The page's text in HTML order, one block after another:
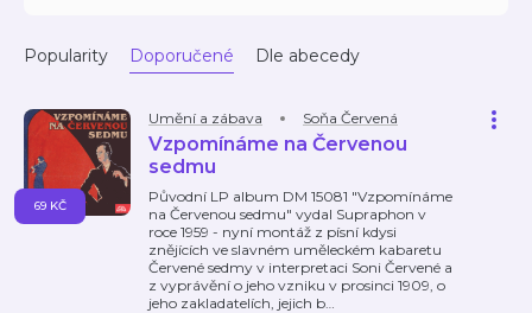
Popularity Doporučené Dle abecedy
Umění a zábava Soňa Červená
Vzpomínáme na Červenou
sedmu
Původní LP album DM 15081 "Vzpomínáme
na Červenou sedmu" vydal Supraphon v
roce 1959 - nyní montáž z písní kdysi
znějících ve slavném uměleckém kabaretu
Červené sedmy v interpretaci Soni Červené a
z vyprávění o jeho vzniku v prosinci 1909, o
jeho zakladatelích, jejich b…
69 KČ